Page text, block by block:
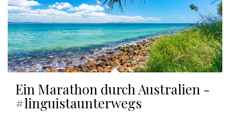
Ein Marathon durch Australien -
#linguistaunterwegs